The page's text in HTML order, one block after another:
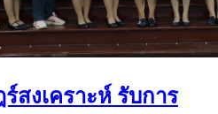
สงเคราะห์ รับการ